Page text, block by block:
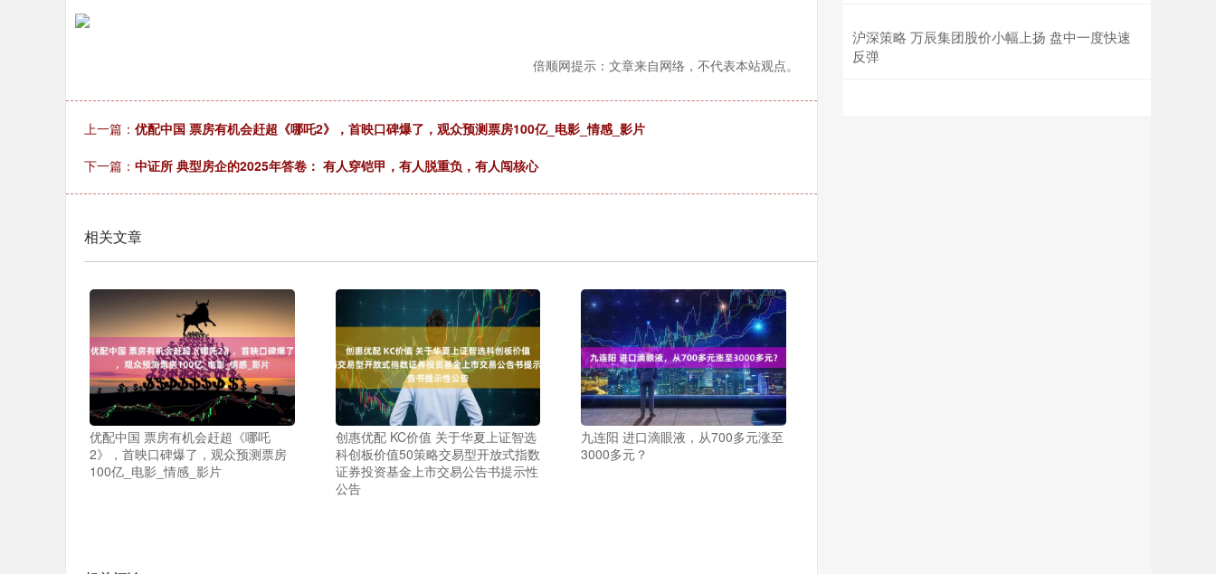
倍顺网提示：文章来自网络，不代表本站观点。
上一篇： 优配中国 票房有机会赶超《哪吒2》，首映口碑爆了，观众预测票房100亿_电影_情感_影片
下一篇： 中证所 典型房企的2025年答卷： 有人穿铠甲，有人脱重负，有人闯核心
相关文章
优配中国 票房有机会赶超《哪吒
2》，首映口碑爆了，观众预测票房
100亿_电影_情感_影片
创惠优配 KC价值 关于华夏上证智选
科创板价值50策略交易型开放式指数
证券投资基金上市交易公告书提示性
公告
九连阳 进口滴眼液，从700多元涨至
3000多元？
沪深策略 万辰集团股价小幅上扬 盘中一度快速
反弹